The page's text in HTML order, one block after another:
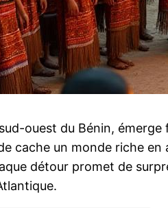
ouest du Bénin,
cache un monde riche
détour promet de